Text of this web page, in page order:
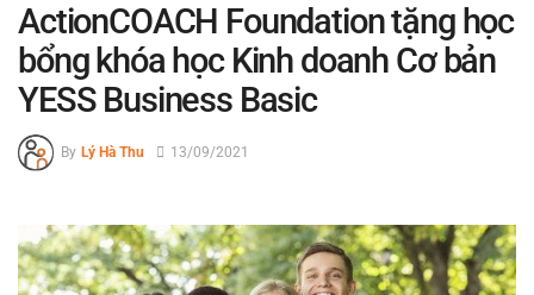
ActionCOACH Foundation tặng học
bổng khóa học Kinh doanh Cơ bản
YESS Business Basic
By Lý Hà Thu 13/09/2021